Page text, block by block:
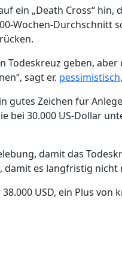
ein „Death Cross“ hin,
Wochen-Durchschnitt
Todeskreuz geben,
sagt er. pessimistisch
gutes Zeichen für
bei 30.000 US-Dollar
damit das
es langfristig nicht
USD, ein Plus von